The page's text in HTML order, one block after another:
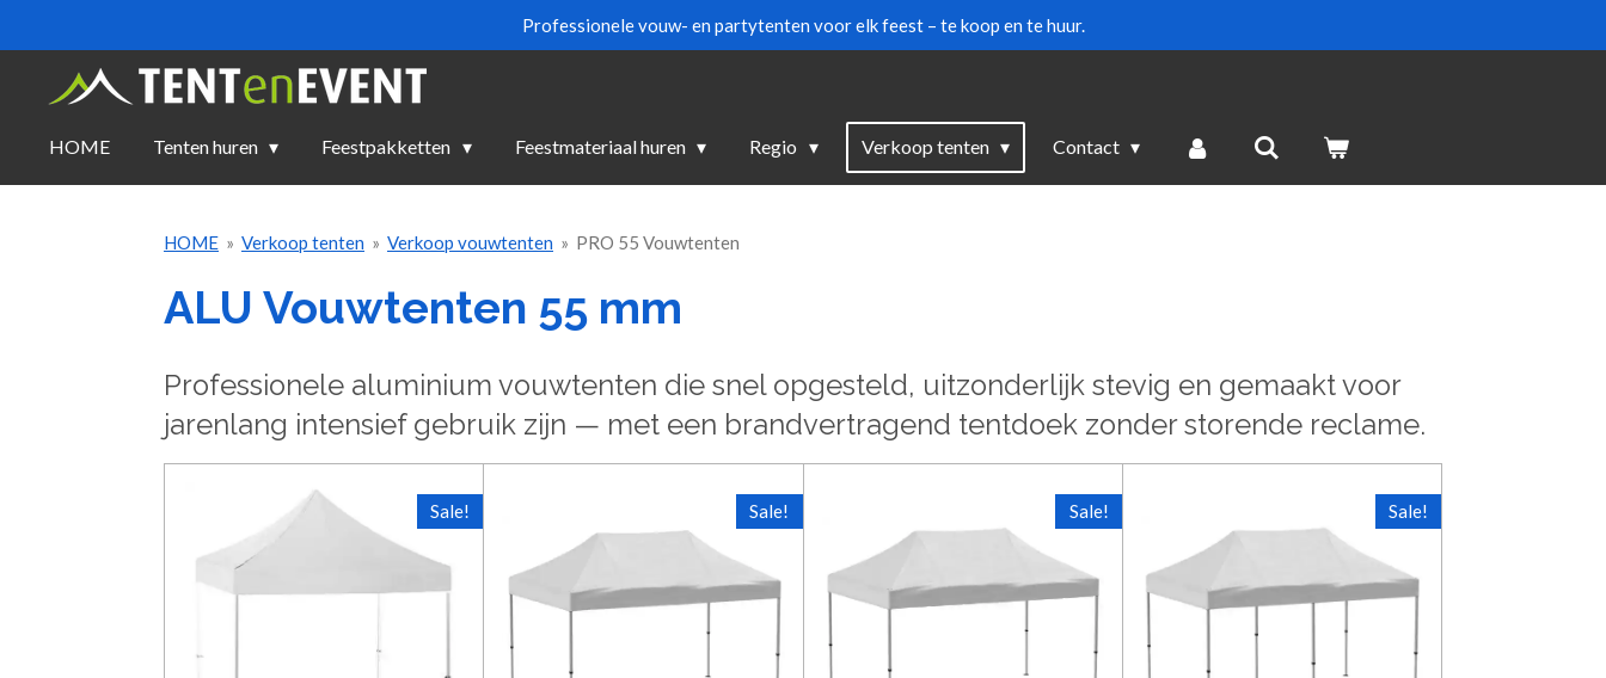
hoofdinhoud
Professionele vouw- en partytenten voor elk feest – te koop en te huur.
HOME Tenten huren Feestpakketten Feestmateriaal huren Regio Verkoop tenten Contact
HOME » Verkoop tenten » Verkoop vouwtenten » PRO 55 Vouwtenten
ALU Vouwtenten 55 mm
Professionele aluminium vouwtenten die snel opgesteld, uitzonderlijk stevig en gemaakt voor
jarenlang intensief gebruik zijn — met een brandvertragend tentdoek zonder storende reclame.
Sale! Sale! Sale! Sale!